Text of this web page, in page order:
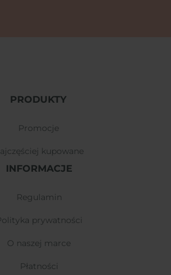
PRODUKTY
promocje
najczęściej kupowane
INFORMACJE
regulamin
polityka prywatności
o naszej marce
płatności